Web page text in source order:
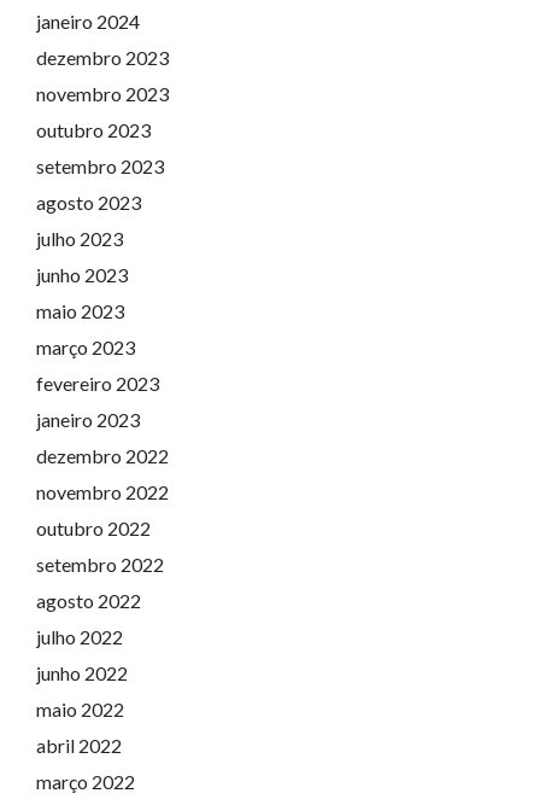
janeiro 2024
dezembro 2023
novembro 2023
outubro 2023
setembro 2023
agosto 2023
julho 2023
junho 2023
maio 2023
março 2023
fevereiro 2023
janeiro 2023
dezembro 2022
novembro 2022
outubro 2022
setembro 2022
agosto 2022
julho 2022
junho 2022
maio 2022
abril 2022
março 2022